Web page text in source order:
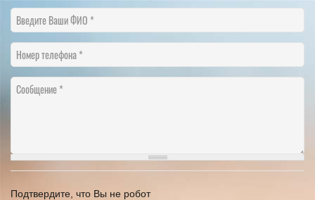
Введите Ваши ФИО
Номер телефона
Сообщение
Подтвердите, что Вы не робот